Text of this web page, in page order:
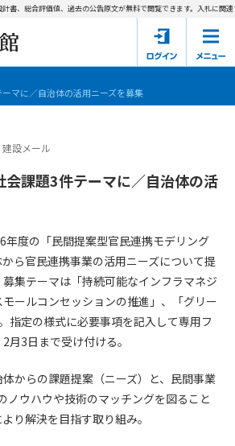
料館とは
の入札資料
通省の入札資料
ん勝ち
登録について
ーター会員一覧
要 お問い合わせ
個人情報保護方針
約
、総合評価値、過去の公告原文が無料で閲覧できます。入札に関連
マに／自治体の活用ニーズを募集
建設メール
会課題3件テーマに／自治体の活
度の「民間提案型官民連携モデリング
ら官民連携事業の活用ニーズについて提
集テーマは「持続可能なインフラマネジ
ールコンセッションの推進」、「グリー
指定の様式に必要事項を記入して専用フ
月3日まで受け付ける。
からの課題提案（ニーズ）と、民間事業
ノウハウや技術のマッチングを図ること
り解決を目指す取り組み。
条件等について定めるものです。
WEB上で随時掲載するルールは本規約の
とします。
を得ることなく、随時変更されることが
、建設資料館WEB上に表示した時点で直
び資格の取り消し）
諾の上、所定の会員申込手続きを完了